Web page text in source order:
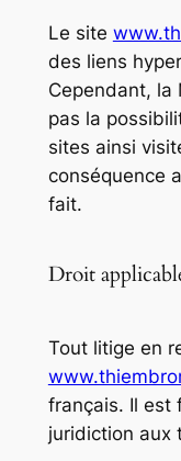
Le site
des liens
Cependant, la
pas la
sites ainsi
conséquence
fait.
Droit
Tout litige en
français. Il est
juridiction aux